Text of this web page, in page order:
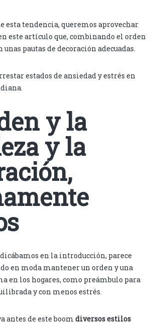
esta tendencia, queremos aprovechar
este artículo que, combinando el orden
pautas de decoración adecuadas.
estados de ansiedad y estrés en
y la
y la
en la introducción, parece
en moda mantener un orden y una
en los hogares, como preámbulo para
y con menos estrés.
antes de este boom diversos estilos